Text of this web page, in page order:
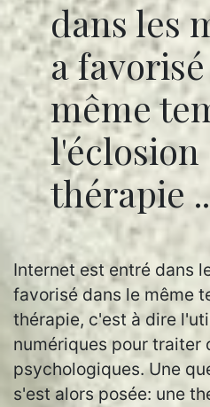
dans les
a
même
l'éclosion
thérapie
Internet est entré dans
favorisé dans le même
thérapie, c'est à dire
numériques pour traiter
psychologiques. Une
s'est alors posée: une